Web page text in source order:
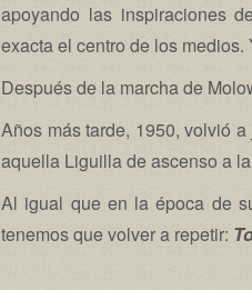
apoyando las inspiraciones
exacta el centro de los
Después de la marcha de
Años más tarde, 1950, volvió
aquella Liguilla de ascenso a
Al igual que en la época de
tenemos que volver a repetir: